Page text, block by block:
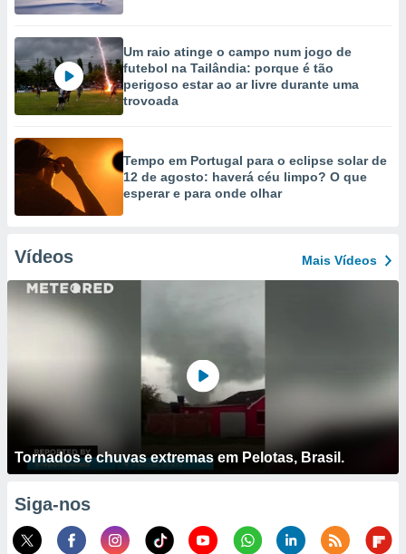
Um raio atinge o campo num jogo de
futebol na Tailândia: porque é tão
perigoso estar ao ar livre durante uma
trovoada
Tempo em Portugal para o eclipse solar de
12 de agosto: haverá céu limpo? O que
esperar e para onde olhar
Vídeos Mais Vídeos
Tornados e chuvas extremas em Pelotas, Brasil.
Siga-nos